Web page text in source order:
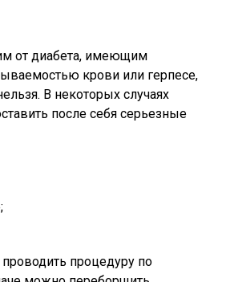
от диабета, имеющим
крови или герпесе,
В некоторых случаях
после себя серьезные
проводить процедуру по